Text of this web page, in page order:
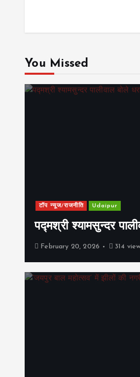
You Missed
टॉप न्यूज/राजनीति Udaipur
पद्मश्री श्यामसुन्दर
February 20, 2026 314